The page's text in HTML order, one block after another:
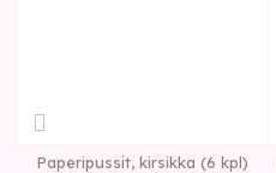
Paperipussit, kirsikka (6 kpl)